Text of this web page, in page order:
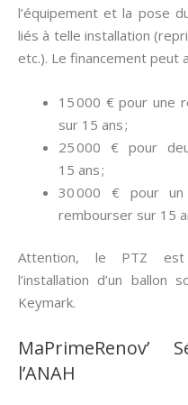
l’équipement et la pose
liés à telle installation
etc.). Le financement peut
15 000 € pour une
sur 15 ans ;
25 000 € pour
15 ans ;
30 000 € pour
rembourser sur 15
Attention, le PTZ est
l’installation d’un ballon
Keymark.
l’ANAH